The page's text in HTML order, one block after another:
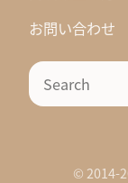
お問い合わせ
© 2014-